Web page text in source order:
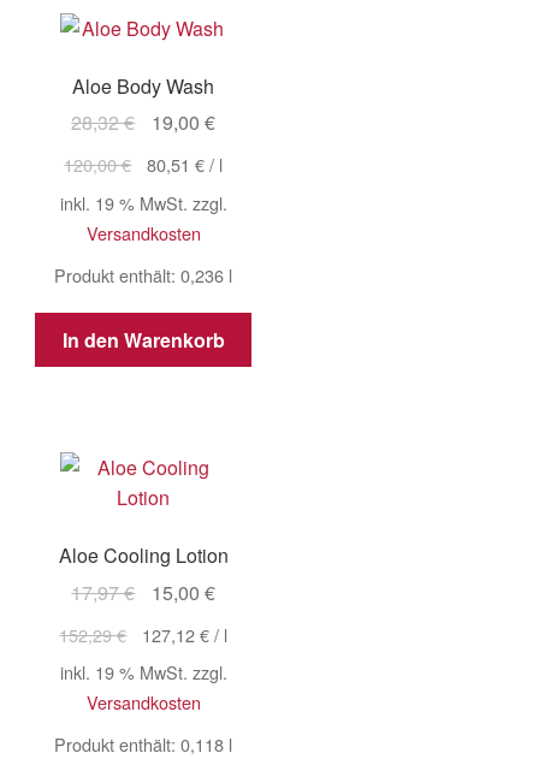
Aloe Body Wash
28,32€
Ursprünglicher
war:
28,32 €
19,00€Aktueller
ist:
19,00 €.
120,00€ 80,51€/ l
inkl. 19 % MwSt. zzgl.
Versandkosten
Produkt enthält: 0,236 l
In den Warenkorb
Aloe Cooling Lotion
17,97€
Ursprünglicher
war:
17,97 €
15,00€Aktueller
ist:
15,00 €.
152,29€ 127,12€/ l
inkl. 19 % MwSt. zzgl.
Versandkosten
Produkt enthält: 0,118 l